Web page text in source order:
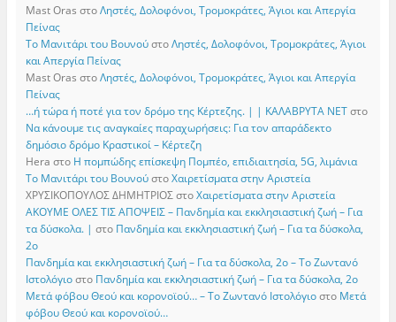
Mast Oras στοΛηστές, Δολοφόνοι, Τρομοκράτες, Άγιοι και Απεργία
Πείνας
Το Μανιτάρι του ΒουνούστοΛηστές, Δολοφόνοι, Τρομοκράτες, Άγιοι
και Απεργία Πείνας
Mast Oras στοΛηστές, Δολοφόνοι, Τρομοκράτες, Άγιοι και Απεργία
Πείνας
…ή τώρα ή ποτέ για τον δρόμο της Κέρτεζης. | | ΚΑΛΑΒΡΥΤΑ ΝΕΤστο
Να κάνουμε τις αναγκαίες παραχωρήσεις: Για τον απαράδεκτο
δημόσιο δρόμο Κραστικοί – Κέρτεζη
Hera στο Η πομπώδης επίσκεψη Πομπέο, επιδιαιτησία, 5G, λιμάνια
Το Μανιτάρι του ΒουνούστοΧαιρετίσματα στην Αριστεία
ΧΡΥΣΙΚΟΠΟΥΛΟΣ ΔΗΜΗΤΡΙΟΣστοΧαιρετίσματα στην Αριστεία
ΑΚΟΥΜΕ ΟΛΕΣ ΤΙΣ ΑΠΟΨΕΙΣ – Πανδημία και εκκλησιαστική ζωή – Για
τα δύσκολα. | στο Πανδημία και εκκλησιαστική ζωή – Για τα δύσκολα,
2ο
Πανδημία και εκκλησιαστική ζωή – Για τα δύσκολα, 2ο – Το Zωντανό
Iστολόγιοστο Πανδημία και εκκλησιαστική ζωή – Για τα δύσκολα, 2ο
Μετά φόβου Θεού και κορονοϊού… – Το Zωντανό Iστολόγιοστο Μετά
φόβου Θεού και κορονοϊού…